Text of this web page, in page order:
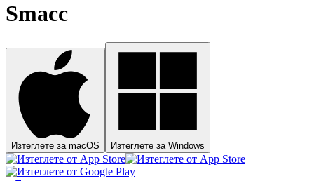
Smacc
Изтеглете за macOS Изтеглете за Windows